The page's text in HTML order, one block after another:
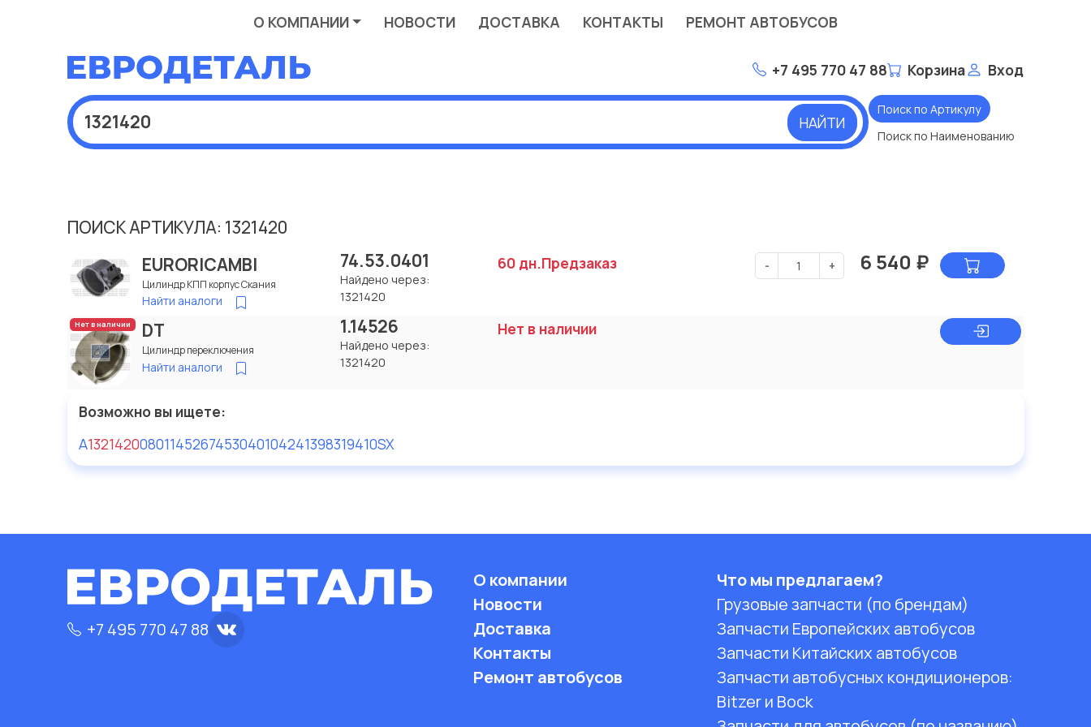
О КОМПАНИИ НОВОСТИ ДОСТАВКА КОНТАКТЫ РЕМОНТ АВТОБУСОВ
+7 495 770 47 88 Корзина Вход
НАЙТИ
Поиск по Артикулу
Поиск по Наименованию
ПОИСК АРТИКУЛА: 1321420
EURORICAMBI
Цилиндр КПП корпус Скания
Найти аналоги
74.53.0401
Найдено через:
1321420
60 дн.Предзаказ - + 6 540 ₽
Нет в наличии DT
Цилиндр переключения
Найти аналоги
1.14526
Найдено через:
1321420
Нет в наличии
Возможно вы ищете:
A13214200801145267453040104241398319410SX
+7 495 770 47 88
О компании
Новости
Доставка
Контакты
Ремонт автобусов
Что мы предлагаем?
Грузовые запчасти (по брендам)
Запчасти Европейских автобусов
Запчасти Китайских автобусов
Запчасти автобусных кондиционеров:
Bitzer и Bock